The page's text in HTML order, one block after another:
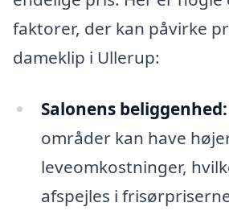
faktorer, der kan påvirke
dameklip i Ullerup:
Salonens beliggenhed:
områder kan have
leveomkostninger,
afspejles i